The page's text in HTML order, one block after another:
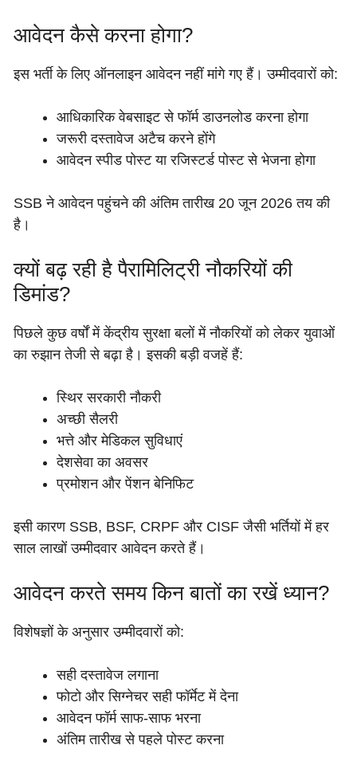
आवेदन कैसे करना होगा?
इस भर्ती के लिए ऑनलाइन आवेदन नहीं मांगे गए हैं। उम्मीदवारों को:
आधिकारिक वेबसाइट से फॉर्म डाउनलोड करना होगा
जरूरी दस्तावेज अटैच करने होंगे
आवेदन स्पीड पोस्ट या रजिस्टर्ड पोस्ट से भेजना होगा
SSB ने आवेदन पहुंचने की अंतिम तारीख 20 जून 2026 तय की
है।
क्यों बढ़ रही है पैरामिलिट्री नौकरियों की
डिमांड?
पिछले कुछ वर्षों में केंद्रीय सुरक्षा बलों में नौकरियों को लेकर युवाओं
का रुझान तेजी से बढ़ा है। इसकी बड़ी वजहें हैं:
स्थिर सरकारी नौकरी
अच्छी सैलरी
भत्ते और मेडिकल सुविधाएं
देशसेवा का अवसर
प्रमोशन और पेंशन बेनिफिट
इसी कारण SSB, BSF, CRPF और CISF जैसी भर्तियों में हर
साल लाखों उम्मीदवार आवेदन करते हैं।
आवेदन करते समय किन बातों का रखें ध्यान?
विशेषज्ञों के अनुसार उम्मीदवारों को:
सही दस्तावेज लगाना
फोटो और सिग्नेचर सही फॉर्मेट में देना
आवेदन फॉर्म साफ-साफ भरना
अंतिम तारीख से पहले पोस्ट करना